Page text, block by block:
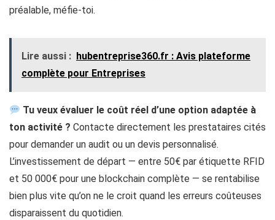
préalable, méfie-toi.
Lire aussi : hubentreprise360.fr​ : Avis plateforme
complète pour Entreprises
Tu veux évaluer le coût réel d’une option adaptée à
ton activité ? Contacte directement les prestataires cités
pour demander un audit ou un devis personnalisé.
L’investissement de départ — entre 50€ par étiquette RFID
et 50 000€ pour une blockchain complète — se rentabilise
bien plus vite qu’on ne le croit quand les erreurs coûteuses
disparaissent du quotidien.